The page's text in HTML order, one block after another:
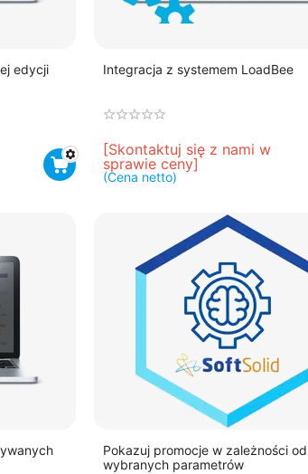
edycji
Integracja z systemem LoadBee
[Skontaktuj się z nami w
sprawie ceny]
(Cena netto)
Pokazuj promocje w zależności od
wybranych parametrów